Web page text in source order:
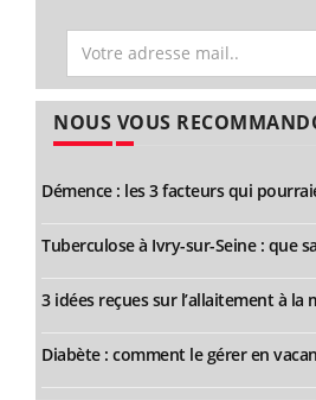
NOUS VOUS
Démence : les 3 facteurs qui
Tuberculose à Ivry-sur-Seine : que
3 idées reçues sur l’allaitement à la
Diabète : comment le gérer en